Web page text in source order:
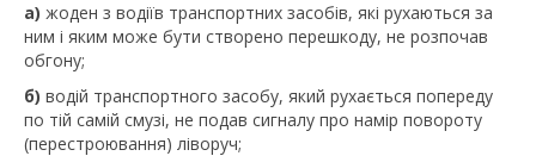
а) жоден з водіїв транспортних засобів, які рухаються за
ним і яким може бути створено перешкоду, не розпочав
обгону;
б) водій транспортного засобу, який рухається попереду
по тій самій смузі, не подав сигналу про намір повороту
(перестроювання) ліворуч;